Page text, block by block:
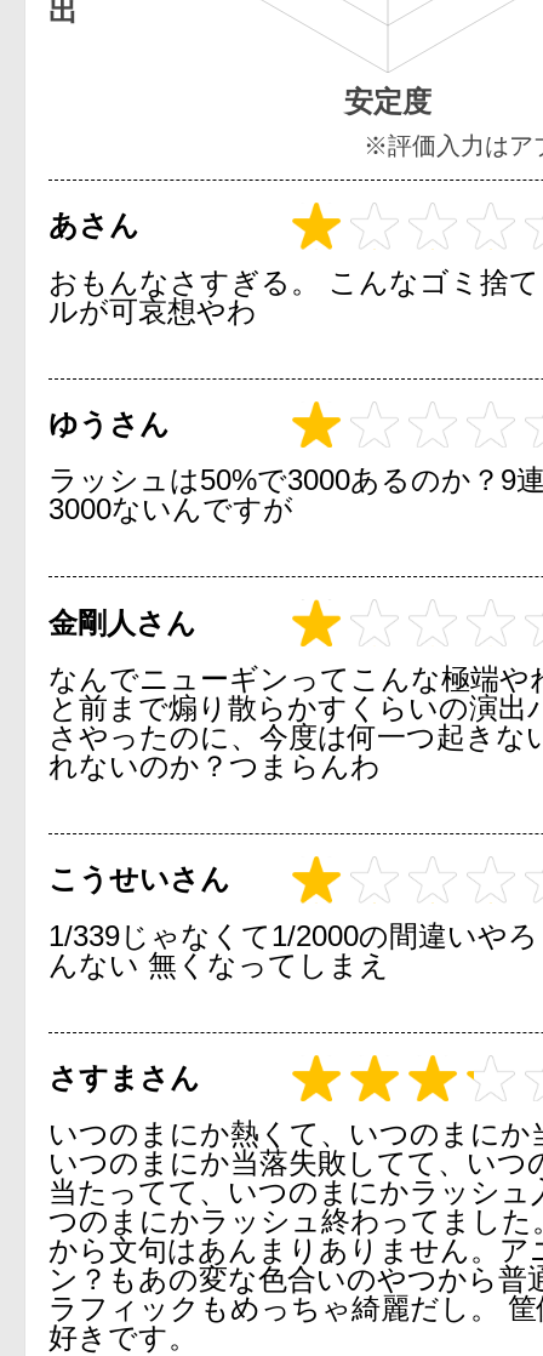
安定度
出
※評価入力はア
あさん
おもんなさすぎる。 こんなゴミ捨
ルが可哀想やわ
ゆうさん
ラッシュは50%で3000あるのか？9
3000ないんですが
金剛人さん
なんでニューギンってこんな極端や
と前まで煽り散らかすくらいの演出
さやったのに、今度は何一つ起きな
れないのか？つまらんわ
こうせいさん
1/339じゃなくて1/2000の間違いや
んない 無くなってしまえ
さすまさん
いつのまにか熱くて、いつのまにか
いつのまにか当落失敗してて、いつ
当たってて、いつのまにかラッシュ
つのまにかラッシュ終わってました
から文句はあんまりありません。ア
ン？もあの変な色合いのやつから普
ラフィックもめっちゃ綺麗だし。
好きです。